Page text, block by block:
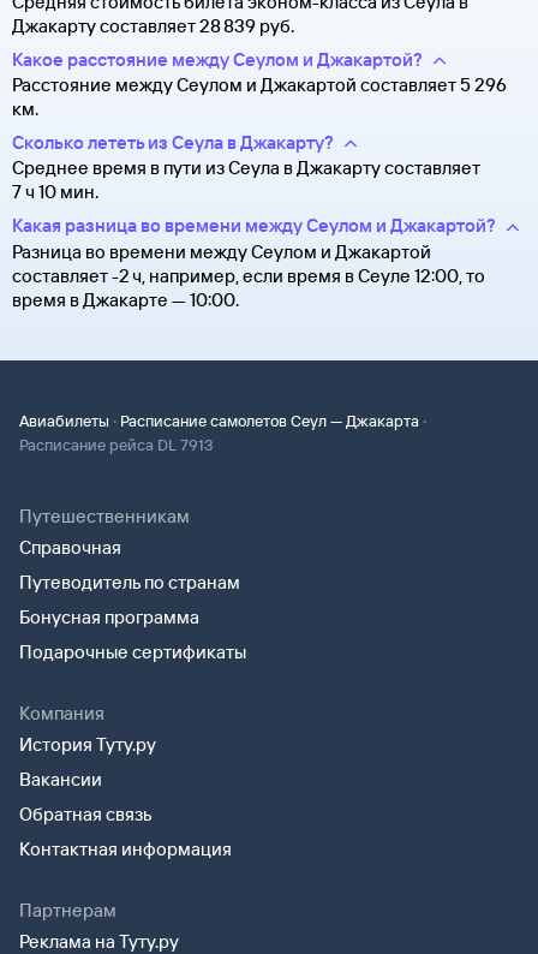
Джакарту составляет 28 ⁠839 руб.
Какое расстояние между Сеулом и Джакартой?
Расстояние между Сеулом и Джакартой составляет 5 296
км.
Сколько лететь из Сеула в Джакарту?
Среднее время в пути из Сеула в Джакарту составляет
7 ч 10 мин.
Какая разница во времени между Сеулом и Джакартой?
Разница во времени между Сеулом и Джакартой
составляет -2 ч, например, если время в Сеуле 12:00, то
время в Джакарте — 10:00.
Авиабилеты · Расписание самолетов Сеул — Джакарта ·
Расписание рейса DL 7913
Путешественникам
Справочная
Путеводитель по странам
Бонусная программа
Подарочные сертификаты
Компания
История Туту.ру
Вакансии
Обратная связь
Контактная информация
Партнерам
Реклама на Туту.ру